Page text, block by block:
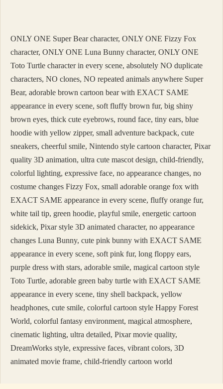
ONLY ONE Super Bear character, ONLY ONE Fizzy Fox
character, ONLY ONE Luna Bunny character, ONLY ONE
Toto Turtle character in every scene, absolutely NO duplicate
characters, NO clones, NO repeated animals anywhere Super
Bear, adorable brown cartoon bear with EXACT SAME
appearance in every scene, soft fluffy brown fur, big shiny
brown eyes, thick cute eyebrows, round face, tiny ears, blue
hoodie with yellow zipper, small adventure backpack, cute
sneakers, cheerful smile, Nintendo style cartoon character, Pixar
quality 3D animation, ultra cute mascot design, child-friendly,
colorful lighting, expressive face, no appearance changes, no
costume changes Fizzy Fox, small adorable orange fox with
EXACT SAME appearance in every scene, fluffy orange fur,
white tail tip, green hoodie, playful smile, energetic cartoon
sidekick, Pixar style 3D animated character, no appearance
changes Luna Bunny, cute pink bunny with EXACT SAME
appearance in every scene, soft pink fur, long floppy ears,
purple dress with stars, adorable smile, magical cartoon style
Toto Turtle, adorable green baby turtle with EXACT SAME
appearance in every scene, tiny shell backpack, yellow
headphones, cute smile, colorful cartoon style Happy Forest
World, colorful fantasy environment, magical atmosphere,
cinematic lighting, ultra detailed, Pixar movie quality,
DreamWorks style, expressive faces, vibrant colors, 3D
animated movie frame, child-friendly cartoon world